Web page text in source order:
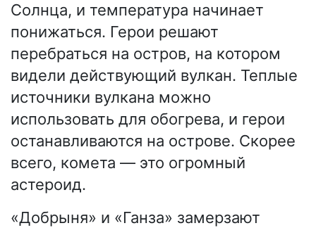
Солнца, и температура начинает
понижаться. Герои решают
перебраться на остров, на котором
видели действующий вулкан. Теплые
источники вулкана можно
использовать для обогрева, и герои
останавливаются на острове. Скорее
всего, комета — это огромный
астероид.
«Добрыня» и «Ганза» замерзают